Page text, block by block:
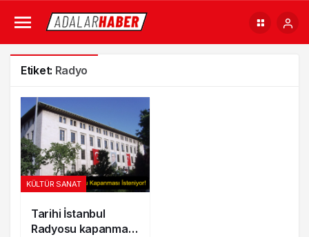
Etiket: Radyo
KÜLTÜR SANAT
Tarihi İstanbul
Radyosu kapanması